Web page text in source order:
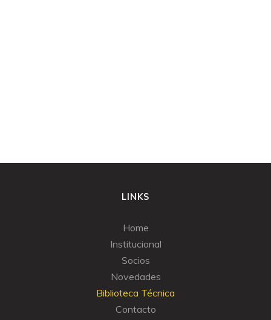
LINKS
Home
Institucional
Socios
Novedades
Biblioteca Técnica
Contacto